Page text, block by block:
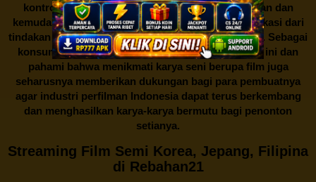
kontroversial. Meskipun menawarkan kenyamanan dan
kemudahan akses, kita juga harus memahami implikasi dari
tindakan ini terhadap para pelaku industri perfilman. Sebagai
konsumen, bijaklah dalam menggunakan platform ini dan
pahami bahwa menikmati karya seni berupa film juga
seharusnya memberikan dukungan bagi para pembuatnya
agar industri perfilman Indonesia dapat terus berkembang
dan menghasilkan karya-karya bermutu bagi penonton
setianya.
Streaming Film Semi Korea, Jepang, Filipina
di Rebahan21